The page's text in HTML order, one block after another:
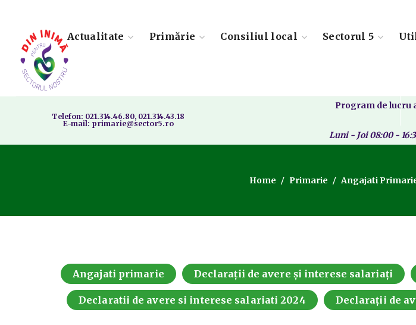
Actualitate Primărie Consiliul local Sectorul 5
Telefon: 021.314.46.80, 021.314.43.18
E-mail: primarie@sector5.ro
Program de lucru
Luni - Joi 08:00 -
Home Primarie Angajati
Angajati primarie Declarații de avere și interese salariați
Declaratii de avere si interese salariati 2024 Declarații de